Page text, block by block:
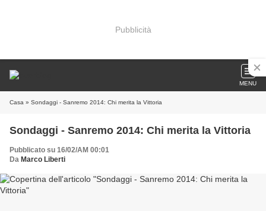
Pubblicità
MENU
Casa » Sondaggi - Sanremo 2014: Chi merita la Vittoria
Sondaggi - Sanremo 2014: Chi merita la Vittoria
Pubblicato su 16/02/AM 00:01
Da Marco Liberti